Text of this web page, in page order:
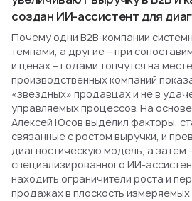
создан ИИ-ассистент для
Почему одни B2B-компании
темпами, а другие – при
и ценах – годами топчутся на
производственных компаний
«звездных» продавцах и не в
управляемых процессов. На
Алексей Юсов выделил факторы,
связанные с ростом выручки, и
диагностическую модель, а затем
специализированного ИИ-
находить ограничители роста и
продажах в плоскость